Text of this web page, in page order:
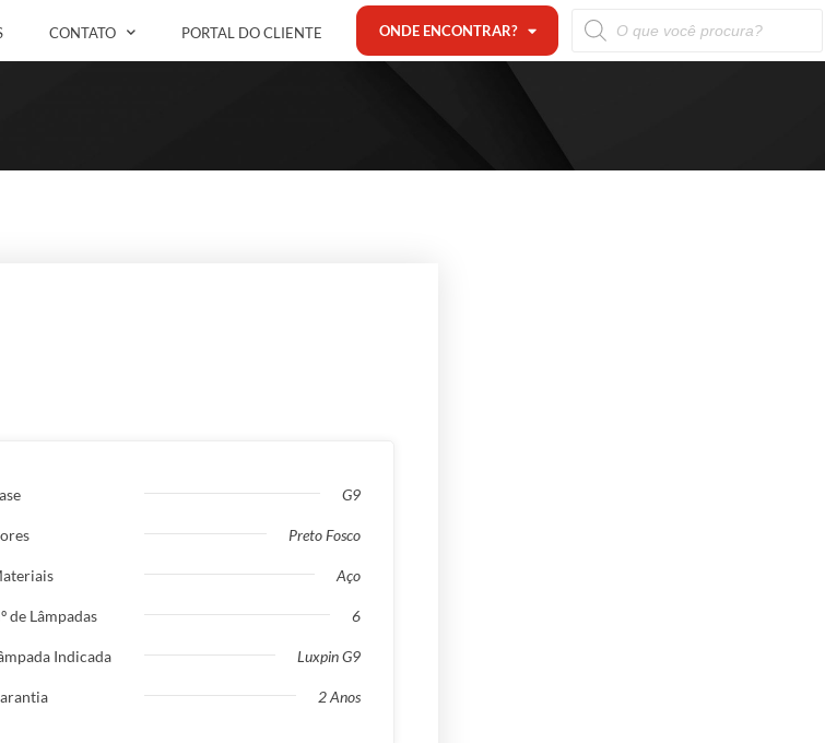
CONTATO PORTAL DO CLIENTE ONDE ENCONTRAR?
G9
Preto Fosco
Aço
de Lâmpadas 6
Indicada Luxpin G9
2 Anos